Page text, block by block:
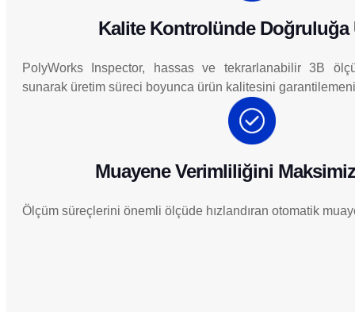
Kalite Kontrolünde Doğruluğa
PolyWorks Inspector, hassas ve tekrarlanabilir 3B
sunarak üretim süreci boyunca ürün kalitesini
Muayene Verimliliğini
Ölçüm süreçlerini önemli ölçüde hızlandıran otomatik